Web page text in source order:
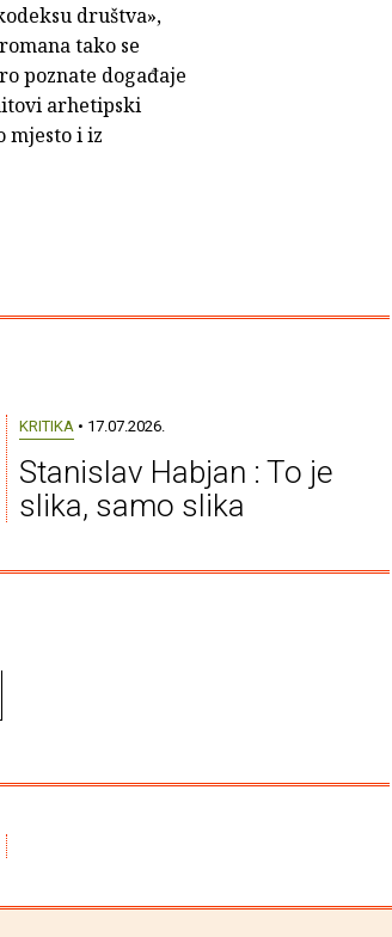
društva»,
tako se
poznate događaje
arhetipski
mjesto i iz
KRITIKA• 17.07.2026.
Stanislav Habjan : To je
slika, samo slika